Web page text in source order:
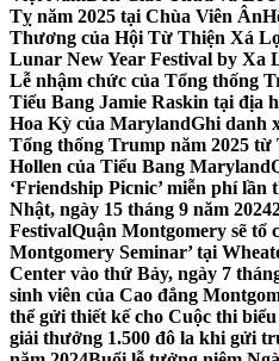
Tỵ năm 2025 tại Chùa Viên Ân
Thương của Hội Từ Thiện Xá
Lunar New Year Festival by Xa
Lễ nhậm chức của Tổng thống
Tiểu Bang Jamie Raskin tại địa
Hoa Kỳ của MarylandGhi danh
Tổng thống Trump năm 2025
Hollen của Tiểu Bang Maryland
‘Friendship Picnic’ miễn phí
Nhật, ngày 15 tháng 9 năm 2024
FestivalQuận Montgomery sẽ tổ
Montgomery Seminar’ tại
Center vào thứ Bảy, ngày 7
sinh viên của Cao đẳng
thể gửi thiết kế cho Cuộc thi
giải thưởng 1.500 đô la khi gửi